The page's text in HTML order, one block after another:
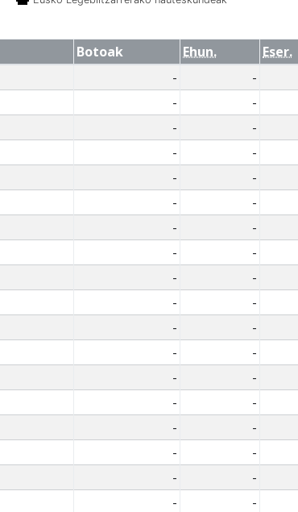
Botoak Ehun.
Eser.
- -
- -
- -
- -
- -
- -
- -
- -
- -
- -
- -
- -
- -
- -
- -
- -
- -
- -